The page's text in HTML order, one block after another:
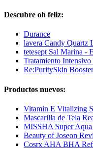
Descubre oh feliz:
Durance
lavera Candy Quartz
tetesept Sal Marina -
Tratamiento
Re:PuritySkin
Productos nuevos:
Vitamin E Vitalizing
Mascarilla de Tela
MISSHA Super
Beauty of Joseon
Cosrx AHA BHA